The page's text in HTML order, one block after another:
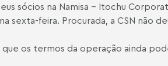
sócios na Namisa - Itochu
sexta-feira. Procurada, a CSN não
os termos da operação ainda